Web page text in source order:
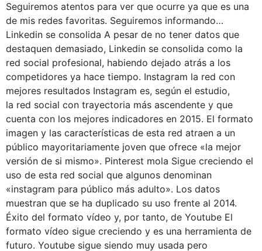
Seguiremos atentos para ver que ocurre ya que es una
de mis redes favoritas. Seguiremos informando…
Linkedin se consolida A pesar de no tener datos que
destaquen demasiado, Linkedin se consolida como la
red social profesional, habiendo dejado atrás a los
competidores ya hace tiempo. Instagram la red con
mejores resultados Instagram es, según el estudio,
la red social con trayectoria más ascendente y que
cuenta con los mejores indicadores en 2015. El formato
imagen y las características de esta red atraen a un
público mayoritariamente joven que ofrece «la mejor
versión de si mismo». Pinterest mola Sigue creciendo el
uso de esta red social que algunos denominan
«instagram para público más adulto». Los datos
muestran que se ha duplicado su uso frente al 2014.
Éxito del formato vídeo y, por tanto, de Youtube El
formato vídeo sigue creciendo y es una herramienta de
futuro. Youtube sigue siendo muy usada pero